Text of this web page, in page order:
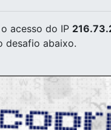
acesso do IP
desafio abaixo.